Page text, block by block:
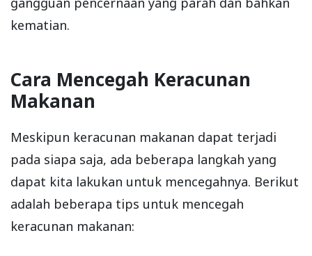
kematian.
Cara Mencegah Keracunan
Makanan
Meskipun keracunan makanan dapat terjadi
pada siapa saja, ada beberapa langkah yang
dapat kita lakukan untuk mencegahnya. Berikut
adalah beberapa tips untuk mencegah
keracunan makanan: